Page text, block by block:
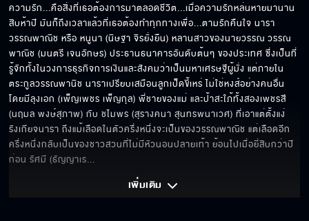
ความรัก...คือสิ่งที่เธอต้องการมาตลอดชีวิต...เมื่อความรักหล่นหายมานาน
สิบห้าปี มันก็ถึงเวลาแล้วที่เธอต้องทำทุกทางเพื่อ...ตามรักคืนใจ นารา
วรรณพาณิช หรือ หนูนา (นิษฐา จิรยั่งยืน) หลานสาวของนายวรรณ วรรณ
พาณิช (มนตรี เจนอักษร) ประธานธนาคารอันดับต้นๆ ของประเทศ ซึ่งเป็นที่
รู้จักทั้งในวงการธุรกิจการเงินและสังคมว่าเป็นมหาเศรษฐีผู้มั่ง แต่ภายใน
ตระกูลวรรณพานิช นาราเปรียบเสมือนลูกเป็ดขี้เหร่ ไม่ใช่หงส์อย่างคนอื่น
โดยมีลุงเอก (เพ็ญเพชร เพ็ญกุล) พี่ชายของแม่ และป้าสะใภ้ทั้งสองเพชรสี
(นฤมล พงษ์สุภาพ) กับ ชไมพร (สุรางคนา สุนทรพนาเวศ) ที่เอาแต่ตั้งแง่
รังเกียจนารา ถึงแม้เลือดในตัวครึ่งหนึ่งจะเป็นของวรรณพาณิช แต่เลือดอีก
ครึ่งหนึ่งกลับเป็นของชาวสวนที่ไม่มีหัวนอนปลายเท้า ย้อนไปเมื่อยี่สิบกว่าปี
ก่อน รัศมี (ธัญญาเร...
เพิ่มเติม